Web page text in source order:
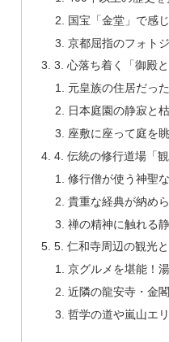
国宝「金堂」で感
京都屈指のフォト
3. 心落ち着く「御殿と
元皇族の住居だっ
日本庭園の静寂と
座敷に座って庭を
4. 伝統の修行道場「観
修行僧が使う神聖
貴重な経典が納め
禅の精神に触れる
5. 仁和寺周辺の観光
京グルメを堪能！
近隣の龍安寺・金
哲学の道や嵐山エ